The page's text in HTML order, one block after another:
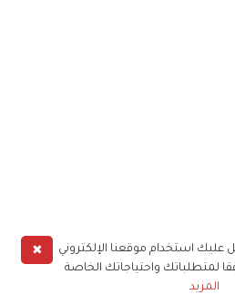
✖
استخدام موقعنا الإلكتروني
لمتطلباتك واحتياجاتك الخاصة
المزيد